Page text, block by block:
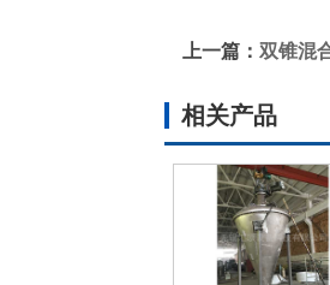
上一篇： 双锥混
相关产品